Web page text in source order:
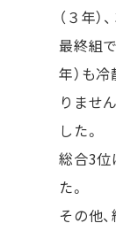
（３年
最終組
年）も
りませ
した。
総合3位
た。
その他